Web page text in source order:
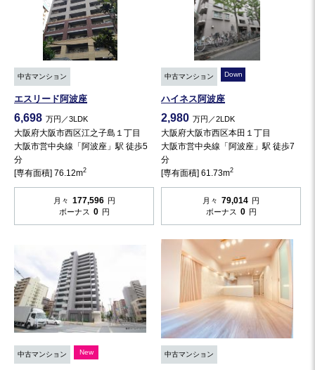
中古マンション
エスリード阿波座
6,698 万円／3LDK
大阪府大阪市西区江之子島１丁目
大阪市営中央線「阿波座」駅 徒歩5
分
[専有面積] 76.12m2
月々 177,596 円
ボーナス 0 円
中古マンション Down
ハイネス阿波座
2,980 万円／2LDK
大阪府大阪市西区本田１丁目
大阪市営中央線「阿波座」駅 徒歩7
分
[専有面積] 61.73m2
月々 79,014 円
ボーナス 0 円
中古マンション New 中古マンション